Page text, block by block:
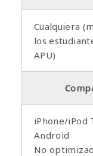
Cualquiera
los
APU)
iPhone/iPod
Android
No